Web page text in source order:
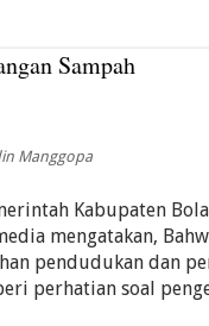
Sampah
Manggopa
Kabupaten
mengatakan,
pendudukan dan
perhatian soal